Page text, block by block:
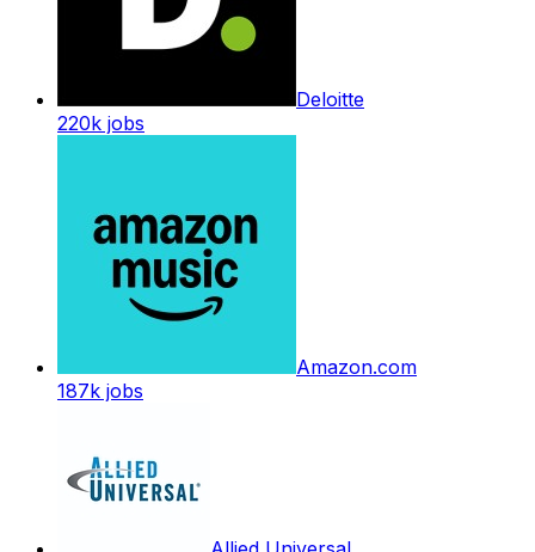
Deloitte
220k jobs
Amazon.com
187k jobs